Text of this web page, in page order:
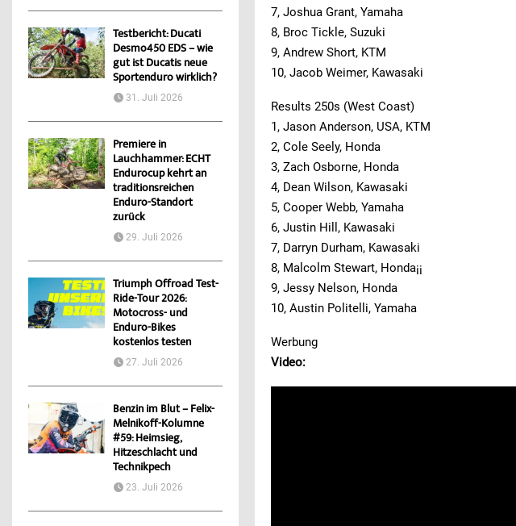
7, Joshua Grant, Yamaha
8, Broc Tickle, Suzuki
9, Andrew Short, KTM
10, Jacob Weimer, Kawasaki
Results 250s (West Coast)
1, Jason Anderson, USA, KTM
2, Cole Seely, Honda
3, Zach Osborne, Honda
4, Dean Wilson, Kawasaki
5, Cooper Webb, Yamaha
6, Justin Hill, Kawasaki
7, Darryn Durham, Kawasaki
8, Malcolm Stewart, Honda¡¡
9, Jessy Nelson, Honda
10, Austin Politelli, Yamaha
Werbung
Video:
Testbericht: Ducati
Desmo450 EDS – wie
gut ist Ducatis neue
Sportenduro wirklich?
31. Juli 2026
Premiere in
Lauchhammer: ECHT
Endurocup kehrt an
traditionsreichen
Enduro-Standort
zurück
29. Juli 2026
Triumph Offroad Test-
Ride-Tour 2026:
Motocross- und
Enduro-Bikes
kostenlos testen
27. Juli 2026
Benzin im Blut – Felix-
Melnikoff-Kolumne
#59: Heimsieg,
Hitzeschlacht und
Technikpech
23. Juli 2026